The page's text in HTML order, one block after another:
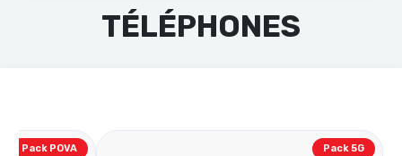
TÉLÉPHONES
Pack POVA Pack 5G